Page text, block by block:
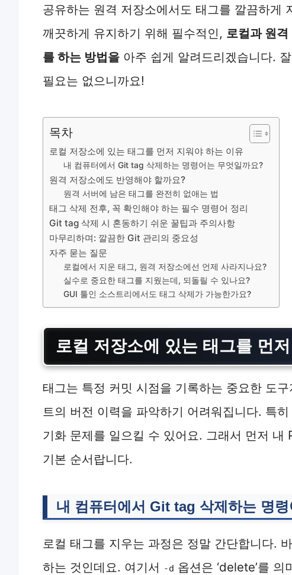
공유하는 원격 저장소에서도 태그를 깔끔하게
깨끗하게 유지하기 위해 필수적인, 로컬과 원
를 하는 방법을 아주 쉽게 알려드리겠습니다.
필요는 없으니까요!
목차
로컬 저장소에 있는 태그를 먼저 지워야 하는 이유
내 컴퓨터에서 Git tag 삭제하는 명령어는 무엇일까요?
원격 저장소에도 반영해야 할까요?
원격 서버에 남은 태그를 완전히 없애는 법
태그 삭제 전후, 꼭 확인해야 하는 필수 명령어 정리
Git tag 삭제 시 혼동하기 쉬운 꿀팁과 주의사항
마무리하며: 깔끔한 Git 관리의 중요성
자주 묻는 질문
로컬에서 지운 태그, 원격 저장소에선 언제 사라지나요?
실수로 중요한 태그를 지웠는데, 되돌릴 수 있나요?
GUI 툴인 소스트리에서도 태그 삭제가 가능한가요?
로컬 저장소에 있는 태그를 먼
태그는 특정 커밋 시점을 기록하는 중요한 도
트의 버전 이력을 파악하기 어려워집니다. 특히
기화 문제를 일으킬 수 있어요. 그래서 먼저 내
기본 순서랍니다.
내 컴퓨터에서 Git tag 삭제하는 명
로컬 태그를 지우는 과정은 정말 간단합니다.
하는 것인데요. 여기서
-d 옵션은 ‘delete’를